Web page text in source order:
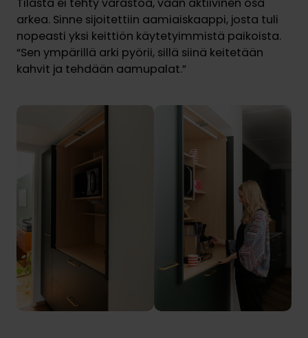
Tilasta ei tehty varastoa, vaan aktiivinen osa
arkea. Sinne sijoitettiin aamiaiskaappi, josta tuli
nopeasti yksi keittiön käytetyimmistä paikoista.
“Sen ympärillä arki pyörii, sillä siinä keitetään
kahvit ja tehdään aamupalat.”